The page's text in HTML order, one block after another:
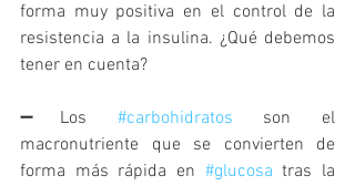
forma muy positiva en el control de la
resistencia a la insulina. ¿Qué debemos
tener en cuenta?
➖Los #carbohidratos son el
macronutriente que se convierten de
forma más rápida en #glucosa tras la